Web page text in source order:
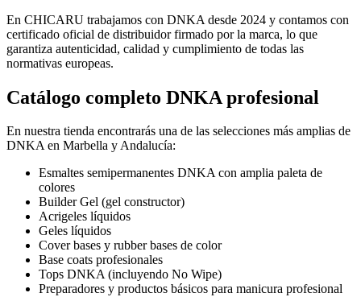
En CHICARU trabajamos con DNKA desde 2024 y contamos con
certificado oficial de distribuidor firmado por la marca, lo que
garantiza autenticidad, calidad y cumplimiento de todas las
normativas europeas.
Catálogo completo DNKA profesional
En nuestra tienda encontrarás una de las selecciones más amplias de
DNKA en Marbella y Andalucía:
Esmaltes semipermanentes DNKA con amplia paleta de
colores
Builder Gel (gel constructor)
Acrigeles líquidos
Geles líquidos
Cover bases y rubber bases de color
Base coats profesionales
Tops DNKA (incluyendo No Wipe)
Preparadores y productos básicos para manicura profesional